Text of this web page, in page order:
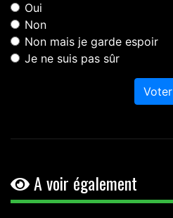
Oui
Non
Non mais je garde espoir
Je ne suis pas sûr
Voter
A voir également